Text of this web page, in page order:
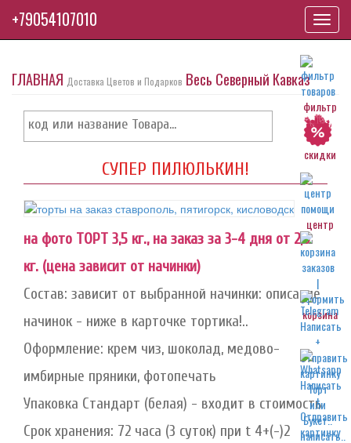
фильтр
скидки
центр
корзина
написать..
ГЛАВНАЯ Доставка Цветов и Подарков Весь Северный Кавказ
СУПЕР ПИЛЮЛЬКИН!
на фото ТОРТ 3,5 кг., на заказ за 3-4 дня от 2,0
кг. (цена зависит от начинки)
Состав: зависит от выбранной начинки: описание
начинок - ниже в карточке тортика!..
Оформление: крем чиз, шоколад, медово-
имбирные пряники, фотопечать
Упаковка Стандарт (белая) - входит в стоимость
Срок хранения: 72 часа (3 суток) при t 4+(-)2
+79054107010